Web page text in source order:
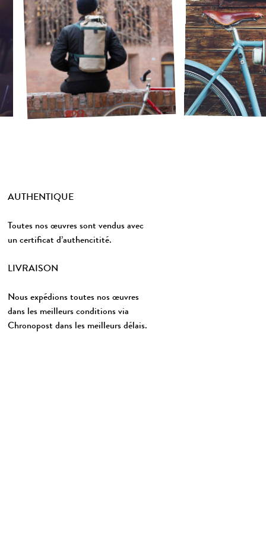
AUTHENTIQUE
Toutes nos œuvres sont vendus avec
un certificat d’authencitité.
LIVRAISON
Nous expédions toutes nos œuvres
dans les meilleurs conditions via
Chronopost dans les meilleurs délais.